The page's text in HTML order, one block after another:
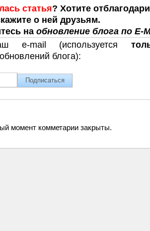
статья? Хотите
о ней друзьям.
на обновление блога по E-
e-mail (используется
блога):
момент комметарии закрыты.